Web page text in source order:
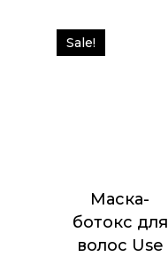
Sale!
Маска-
ботокс для
волос Use